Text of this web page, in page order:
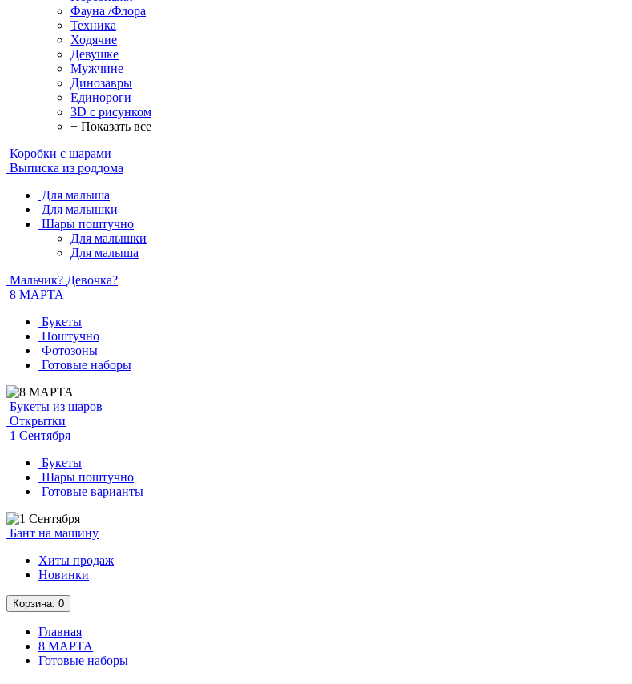
Фауна /Флора
Техника
Ходячие
Девушке
Мужчине
Динозавры
Единороги
3D с рисунком
+ Показать все
Коробки с шарами
Выписка из роддома
Для малыша
Для малышки
Шары поштучно
Для малышки
Для малыша
Мальчик? Девочка?
8 МАРТА
Букеты
Поштучно
Фотозоны
Готовые наборы
Букеты из шаров
Открытки
1 Сентября
Букеты
Шары поштучно
Готовые варианты
Бант на машину
Хиты продаж
Новинки
Корзина: 0
Главная
8 МАРТА
Готовые наборы